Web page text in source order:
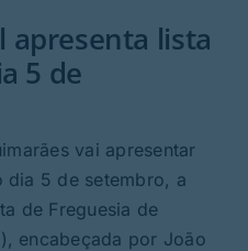
apresenta lista
5 de
vai apresentar
5 de setembro, a
de Freguesia de
encabeçada por João